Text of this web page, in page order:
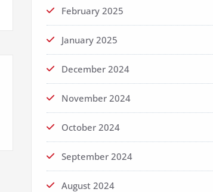
February 2025
January 2025
December 2024
November 2024
October 2024
September 2024
August 2024